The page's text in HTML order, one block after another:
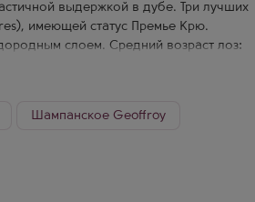
выдержкой в дубе. Три лучших
имеющей статус Премье Крю.
слоем. Средний возраст лоз:
участок винифицируется
Шампанское Geoffroy